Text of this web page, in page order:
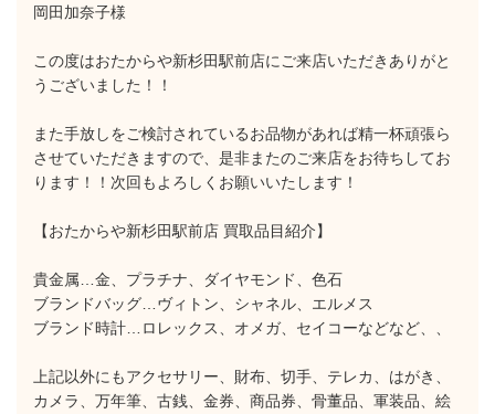
岡田加奈子様
この度はおたからや新杉田駅前店にご来店いただきありがと
うございました！！
また手放しをご検討されているお品物があれば精一杯頑張ら
させていただきますので、是非またのご来店をお待ちしてお
ります！！次回もよろしくお願いいたします！
【おたからや新杉田駅前店 買取品目紹介】
貴金属…金、プラチナ、ダイヤモンド、色石
ブランドバッグ…ヴィトン、シャネル、エルメス
ブランド時計…ロレックス、オメガ、セイコーなどなど、、
上記以外にもアクセサリー、財布、切手、テレカ、はがき、
カメラ、万年筆、古銭、金券、商品券、骨董品、軍装品、絵